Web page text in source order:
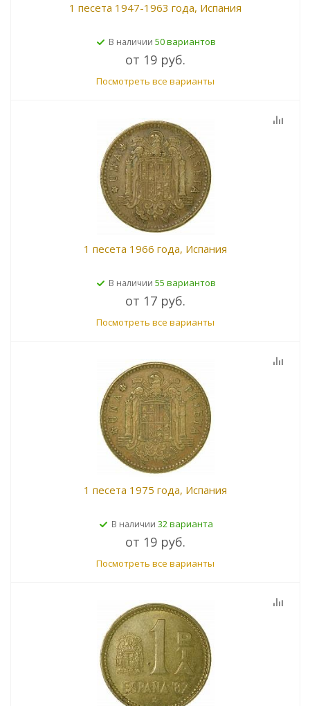
1 песета 1947-1963 года, Испания
В наличии 50 вариантов
от 19 руб.
Посмотреть все варианты
1 песета 1966 года, Испания
В наличии 55 вариантов
от 17 руб.
Посмотреть все варианты
1 песета 1975 года, Испания
В наличии 32 варианта
от 19 руб.
Посмотреть все варианты